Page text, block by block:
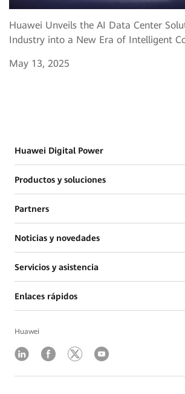
Huawei Unveils the AI Data Center
Industry into a New Era of Intelligent
May 13, 2025
Huawei Digital Power
Productos y soluciones
Partners
Noticias y novedades
Servicios y asistencia
Enlaces rápidos
Huawei